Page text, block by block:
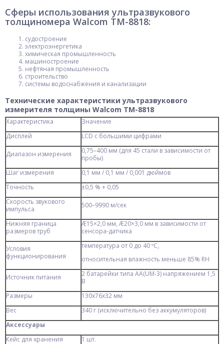
Сферы использования ультразвукового
толщиномера Walcom TM-8818:
судостроение
электроэнергетика
химическая промышленность
машиностроение
нефтяная промышленность
строительство
системы водоснабжения и канализации
Технические характеристики ультразвукового
измерителя толщины Walcom TM-8818
Характеристика
Значение
Дисплей
LCD с большими цифрами
Диапазон измерения
0,75–400 мм (для 45 стали в зависимости от
пробы)
Шаг измерения
0,1 мм / 0,1 мм / 0,001 дюймов
Точность
±0,5 % + 0,05
Скорость звукового
импульса
500–9990 м/сек
Нижняя граница
размеров труб
Æ15×2,0 мм, Æ20×3,0 мм в зависимости от
сенсора-датчика
Условия
функционирования
температура от 0 до 40 ºС,
относительная влажность меньше 85% RH
Источник питания
2 батарейки типа АА(UM-3) напряжением 1,5
В
Размеры
130x76x32 мм
Вес
340 г (исключительно без аккумуляторов)
Аксессуары
Кейс для хранения
1 шт.